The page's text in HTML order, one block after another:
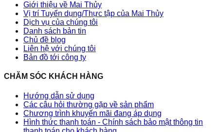
Giới thiệu về Mai Thủy
Vị trí Tuyển dụng/Thực tập của Mai Thủy
Dịch vụ của chúng tôi
Danh sách bản tin
Chủ đề blog
Liên hệ với chúng tôi
Bản đồ tới công ty
CHĂM SÓC KHÁCH HÀNG
Hướng dẫn sử dụng
Các câu hỏi thường gặp về sản phẩm
Chương trình khuyến mãi đang áp dụng
Hình thức thanh toán - Chính sách bảo mật thông tin